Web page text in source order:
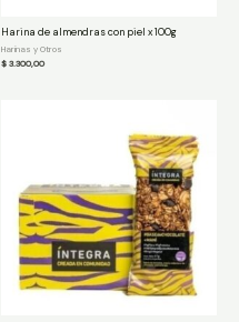
Harina de almendras con piel x 100g
Harinas y Otros
$3.300,00